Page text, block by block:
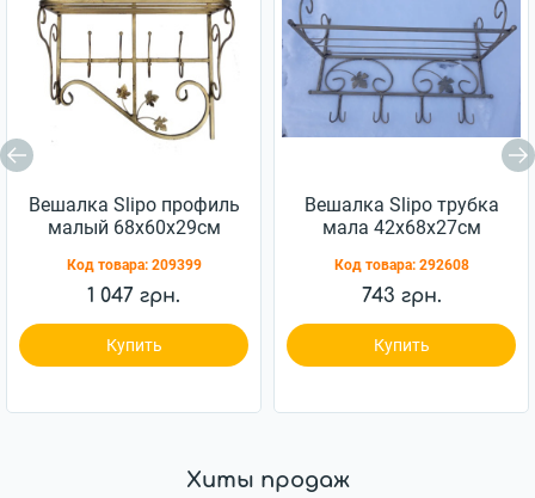
Вешалка Slipo профиль
малый 68x60x29см
Код товара: 209399
1 047 грн.
Купить
Вешалка Slipo трубка
мала 42x68x27см
Код товара: 292608
743 грн.
Купить
Хиты продаж